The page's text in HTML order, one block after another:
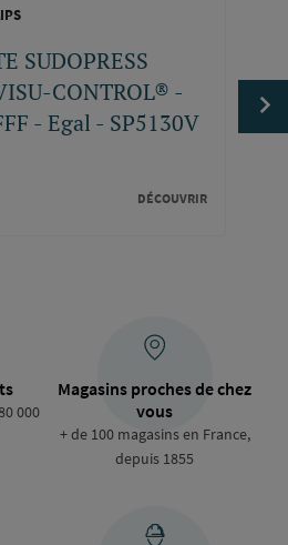
SUDOPRESS
CONTROL® -
- Egal - SP5130V
DÉCOUVRIR
000
Magasins proches de chez
vous
+ de 100 magasins en France,
depuis 1855